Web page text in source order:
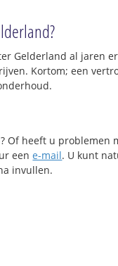
Gelderland al jaren
Kortom; een
Of heeft u problemen
eene-mail. U kunt
invullen.